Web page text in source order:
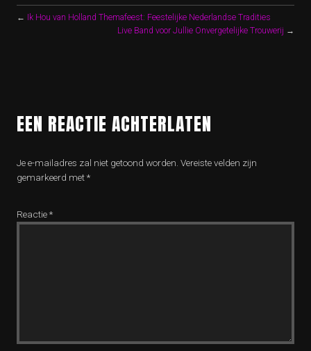
←
Ik Hou van Holland Themafeest: Feestelijke Nederlandse Tradities
Live Band voor Jullie Onvergetelijke Trouwerij →
EEN REACTIE ACHTERLATEN
Je e-mailadres zal niet getoond worden. Vereiste velden zijn
gemarkeerd met*
Reactie*